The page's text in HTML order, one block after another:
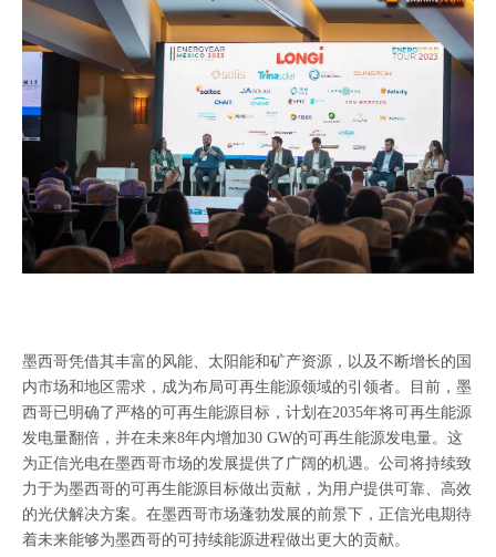
墨西哥凭借其丰富的风能、太阳能和矿产资源，以及不断增长的国
内市场和地区需求，成为布局可再生能源领域的引领者。目前，墨
西哥已明确了严格的可再生能源目标，计划在2035年将可再生能源
发电量翻倍，并在未来8年内增加30 GW的可再生能源发电量。这
为正信光电在墨西哥市场的发展提供了广阔的机遇。公司将持续致
力于为墨西哥的可再生能源目标做出贡献，为用户提供可靠、高效
的光伏解决方案。在墨西哥市场蓬勃发展的前景下，正信光电期待
着未来能够为墨西哥的可持续能源进程做出更大的贡献。
双玻光伏组件具有明显的发电优势。玻璃的透光性和出色的耐紫外